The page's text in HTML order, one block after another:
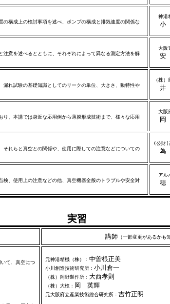
構成上の検討事項を述べ、ポンプの構成と排気速度の関係な
神港
小
意を述べるとともに、それぞれによって異なる測定方法を解
大阪
安
れ試験の基礎知識としてのリークの単位、大きさ、動特性や
（株
井
、本講では身近な応用例から薄膜形成技術まで、様々な応用
大阪
岡
れらと真空との関係や、使用に際しての注意などについての
(公財)
為
、使用上の注意などの他、真空機器全般のトラブルや安全対
アル
穂
実習
講師 （一部変更があるかも
て、真空につ
元神港精機（株）： 中曽根正美
小川創造技術研究所： 小川倉一
（株）岡野製作所： 大西孝則
（株）大検： 岡 英輝
元大阪府立産業技術総合研究所： 吉竹正明